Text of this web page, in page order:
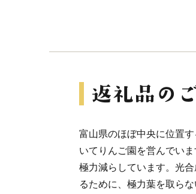
富山県のほぼ中央に位置
いてりんご園を営んでい
極力減らしています。光
るために、極力葉を取ら